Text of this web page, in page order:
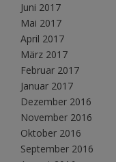
Juni 2017
Mai 2017
April 2017
März 2017
Februar 2017
Januar 2017
Dezember 2016
November 2016
Oktober 2016
September 2016